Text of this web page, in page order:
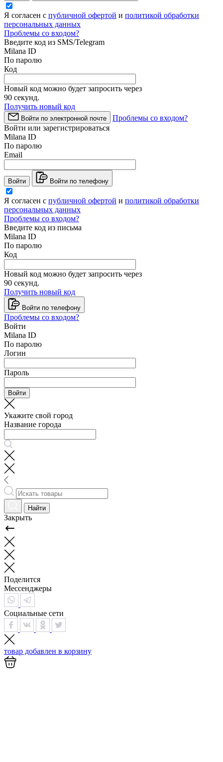
Я согласен с публичной офертой и политикой обработки
персональных данных
Проблемы со входом?
Введите код из SMS/Telegram
Milana ID
По паролю
Код
Новый код можно будет запросить через
90 секунд.
Получить новый код
Войти по электронной почте
Проблемы со входом?
Войти или зарегистрироваться
Milana ID
По паролю
Email
Войти Войти по телефону
Я согласен с публичной офертой и политикой обработки
персональных данных
Проблемы со входом?
Введите код из письма
Milana ID
По паролю
Код
Новый код можно будет запросить через
90 секунд.
Получить новый код
Войти по телефону
Проблемы со входом?
Войти
Milana ID
По паролю
Логин
Пароль
Войти
Укажите свой город
Название города
Найти
Закрыть
Поделится
Мессенджеры
Социальные сети
товар добавлен в корзину